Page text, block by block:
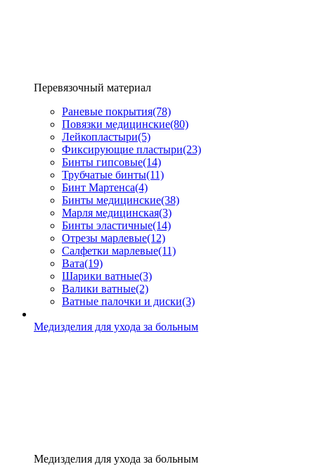
Перевязочный материал
Раневые покрытия(78)
Повязки медицинские(80)
Лейкопластыри(5)
Фиксирующие пластыри(23)
Бинты гипсовые(14)
Трубчатые бинты(11)
Бинт Мартенса(4)
Бинты медицинские(38)
Марля медицинская(3)
Бинты эластичные(14)
Отрезы марлевые(12)
Салфетки марлевые(11)
Вата(19)
Шарики ватные(3)
Валики ватные(2)
Ватные палочки и диски(3)
Медизделия для ухода за больным
Медизделия для ухода за больным